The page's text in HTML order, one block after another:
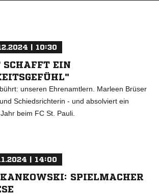
| 10:30
EIN
unseren Ehrenamtlern. Marleen Brüser
Schiedsrichterin - und absolviert ein
beim FC St. Pauli.
| 14:00
SPIELMACHER